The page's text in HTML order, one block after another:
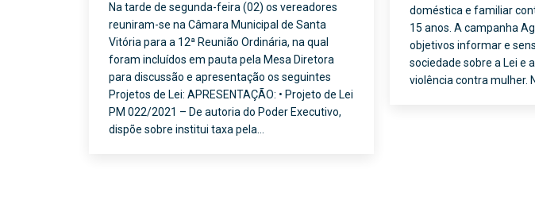
doméstica e familiar
15 anos. A campanha
objetivos informar e
sociedade sobre a Lei e
violência contra mulher.
Na tarde de segunda-feira (02) os vereadores
reuniram-se na Câmara Municipal de Santa
Vitória para a 12ª Reunião Ordinária, na qual
foram incluídos em pauta pela Mesa Diretora
para discussão e apresentação os seguintes
Projetos de Lei: APRESENTAÇÃO: • Projeto de Lei
PM 022/2021 – De autoria do Poder Executivo,
dispõe sobre institui taxa pela…